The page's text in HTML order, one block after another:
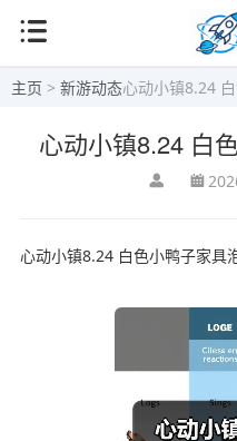
主页 > 新游动态心动小镇8.24
心动小镇8.24 白
心动小镇8.24 白色小鸭子家具